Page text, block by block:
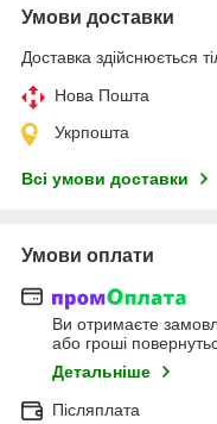
Умови доставки
Доставка здійснюється
Нова Пошта
Укрпошта
Всі умови доставки
Умови оплати
Ви отримаєте
або гроші
Детальніше
Післяплата